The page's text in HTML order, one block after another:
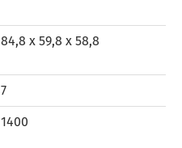
84,8 x 59,8 x 58,8
7
1400